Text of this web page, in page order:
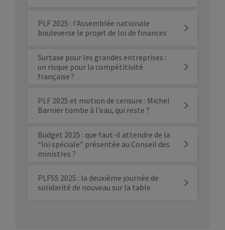
PLF 2025 : l’Assemblée nationale
bouleverse le projet de loi de finances
Surtaxe pour les grandes entreprises :
un risque pour la compétitivité
française ?
PLF 2025 et motion de censure : Michel
Barnier tombe à l’eau, qui reste ?
Budget 2025 : que faut-il attendre de la
“loi spéciale” présentée au Conseil des
ministres ?
PLFSS 2025 : la deuxième journée de
solidarité de nouveau sur la table